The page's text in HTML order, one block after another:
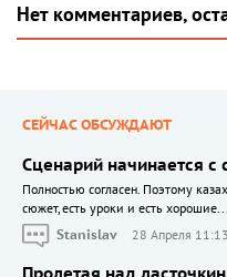
Нет комментариев,
СЕЙЧАС ОБСУЖДАЮТ
Сценарий начинается с
Полностью согласен. Поэтому
сюжет, есть уроки и есть хорошие...
Stanislav
28 Апреля 11:13